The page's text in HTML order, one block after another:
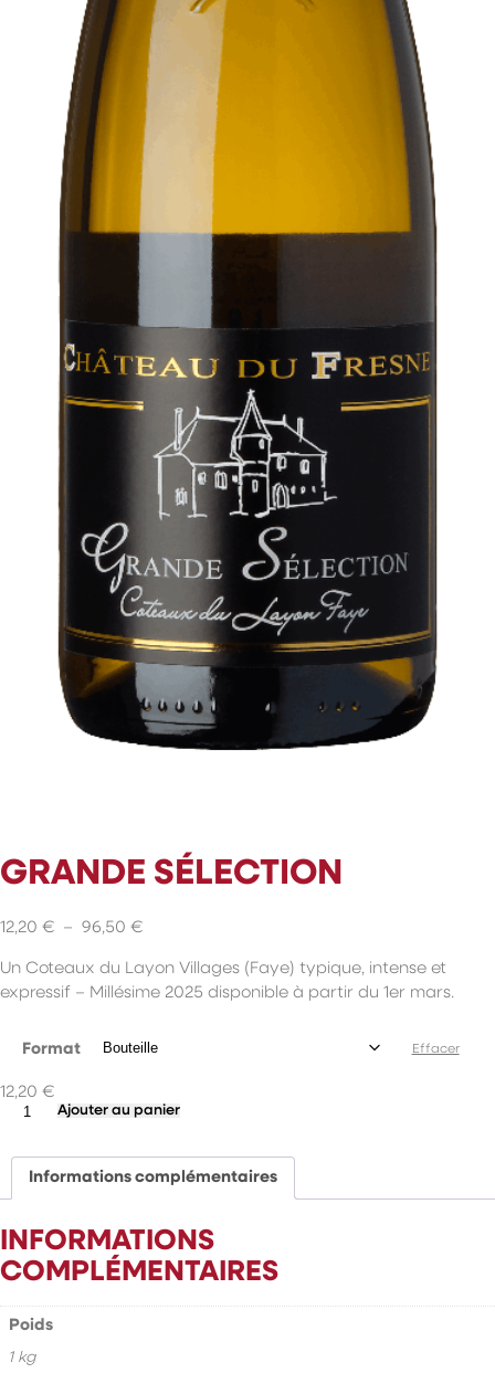
GRANDE SÉLECTION
12,20 € – 96,50 €Plage
prix :
12,20 €
96,50 €
Un Coteaux du Layon Villages (Faye) typique, intense et
expressif – Millésime 2025 disponible à partir du 1er mars.
Format Effacer
12,20 €
quantité
Sélection
Ajouter au panier
Informations complémentaires
INFORMATIONS
COMPLÉMENTAIRES
Poids
1 kg